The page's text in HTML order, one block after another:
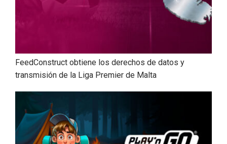
FeedConstruct obtiene los derechos de datos y
transmisión de la Liga Premier de Malta